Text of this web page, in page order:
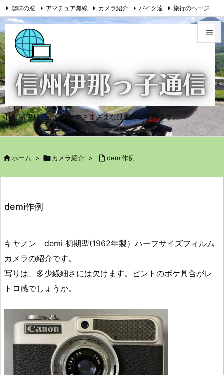
長野県伊那市から趣味やさまざまな話題を提供します。

メニュ

サイド

前へ

趣味の窓 アマチュア無線 カメラ紹介 バイク達 旅行のページ
問い合わせ 投稿ホーム 
 ホーム > カメラ紹介 >  demi作例
demi作例
キヤノン demi 初期型(1962年製）ハーフサイズフィルム
カメラの紹介です。
写りは、多少繊細さには欠けます。ピントのボケ具合がレ
トロ感でしょうか。